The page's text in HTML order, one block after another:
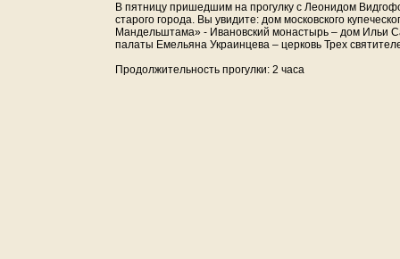
В пятницу пришедшим на прогулку с Леонидом
старого города. Вы увидите: дом московского
Мандельштама» - Ивановский монастырь – дом Ильи
палаты Емельяна Украинцева – церковь Трех
Продолжительность прогулки: 2 часа